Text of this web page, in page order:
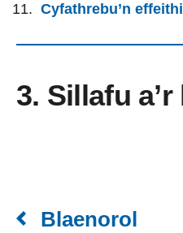
Cyfathrebu’n
3. Sillafu
Blaenorol